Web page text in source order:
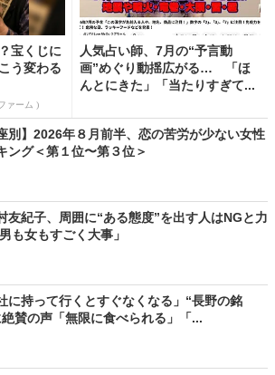
宝くじに
う変わる
ァーム )
人気占い師、7月の“予言動
画”めぐり動揺広がる… 「ほ
んとにきた」「当たりすぎて...
別】2026年８月前半、恋の苦労が少ない女性
ング＜第１位〜第３位＞
友紀子、周囲に“ある態度”を出す人はNGと力
も女もすごく大事」
に持って行くとすぐなくなる」“長野の銘
賛の声「無限に食べられる」「...